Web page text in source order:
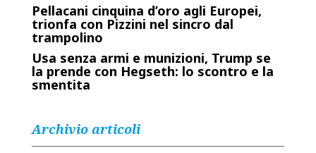
Pellacani cinquina d’oro agli Europei,
trionfa con Pizzini nel sincro dal
trampolino
Usa senza armi e munizioni, Trump se
la prende con Hegseth: lo scontro e la
smentita
Archivio articoli